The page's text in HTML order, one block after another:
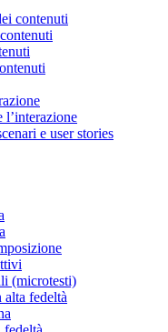
contenuti
l’interazione
e user stories
(microtesti)
alta fedeltà